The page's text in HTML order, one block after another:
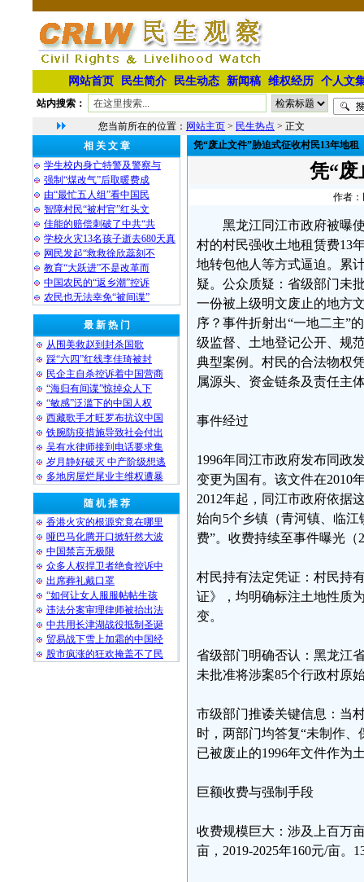
网站首页 民生简介 民生动态 新闻稿 维权经历 个人文
站内搜索：
您当前所在的位置： 网站主页 > 民生热点 > 正文
相 关 文 章
学生校内身亡特警及警察与
强制“煤改气”后取暖费成
由“最忙五人组”看中国民
智障村民“被村官”红头文
佳能的赔偿刺破了中共“共
学校火灾13名孩子逝去680天真
网民发起“救救徐欣蕊刻不
教育“大跃进”不是改革而
中国农民的“返乡潮”控诉
农民也无法幸免“被间谍”
最 新 热 门
从围美救赵到封杀国歌
踩“六四”红线李佳琦被封
民企主自杀控诉着中国营商
“海归有间谍”惊掉众人下
“敏感”泛滥下的中国人权
西藏歌手才旺罗布抗议中国
铁腕防疫措施导致社会付出
吴有水律师接到电话要求集
岁月静好破灭 中产阶级想逃
多地房屋烂尾业主维权遭暴
随 机 推 荐
香港火灾的根源究竟在哪里
哑巴马化腾开口掀轩然大波
中国禁言无极限
众多人权捍卫者绝食控诉中
出席葬礼戴口罩
“如何让女人服服帖帖生孩
违法分案审理律师被抬出法
中共用长津湖战役抵制圣诞
贸易战下雪上加霜的中国经
股市疯涨的狂欢掩盖不了民
凭“废止文件”胁迫式征收村民13年地租
凭“废
作者：
黑龙江同江市政府被曝
村的村民强收土地租赁费13
地转包他人等方式逼迫。累
疑。公众质疑：省级部门未
一份被上级明文废止的地方
序？事件折射出“一地二主”
级监督、土地登记公开、规
典型案例。村民的合法物权
属源头、资金链条及责任主
事件经过
1996年同江市政府发布同政
变更为国有。该文件在2010
2012年起，同江市政府依据
始向5个乡镇（青河镇、临
费”。收费持续至事件曝光（
村民持有法定凭证：村民持
证》，均明确标注土地性质
变。
省级部门明确否认：黑龙江
未批准将涉案85个行政村原
市级部门推诿关键信息：当
时，两部门均答复“未制作
已被废止的1996年文件作为
巨额收费与强制手段
收费规模巨大：涉及上百万
亩，2019-2025年160元/亩